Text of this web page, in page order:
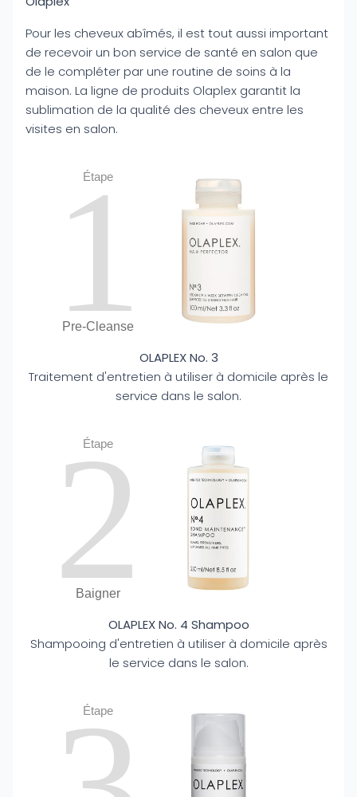
Pour les cheveux abîmés, il est tout aussi important
de recevoir un bon service de santé en salon que
de le compléter par une routine de soins à la
maison. La ligne de produits Olaplex garantit la
sublimation de la qualité des cheveux entre les
visites en salon.
Étape
1
Pre-Cleanse
OLAPLEX No. 3
Traitement d'entretien à utiliser à domicile après le
service dans le salon.
Étape
2
Baigner
OLAPLEX No. 4 Shampoo
Shampooing d'entretien à utiliser à domicile après
le service dans le salon.
Étape